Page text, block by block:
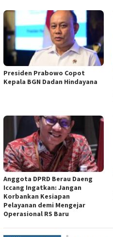
Presiden Prabowo Copot
Kepala BGN Dadan Hindayana
Anggota DPRD Berau Daeng
Iccang Ingatkan: Jangan
Korbankan Kesiapan
Pelayanan demi Mengejar
Operasional RS Baru